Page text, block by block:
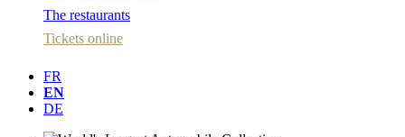
The restaurants
Tickets online
FR
EN
DE